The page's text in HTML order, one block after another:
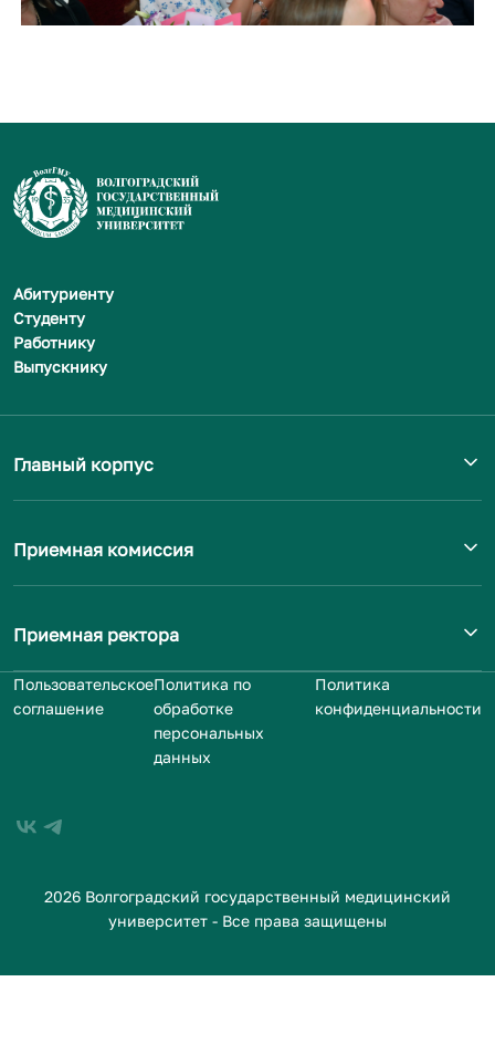
Абитуриенту
Студенту
Работнику
Выпускнику
Главный корпус
Приемная комиссия
Приемная ректора
Пользовательское
соглашение
Политика по
обработке
персональных
данных
Политика
конфиденциальности
2026 Волгоградский государственный медицинский
университет - Все права защищены